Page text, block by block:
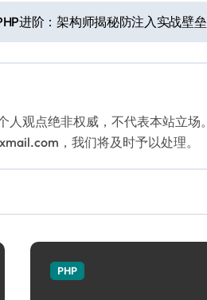
进阶：架构师揭秘防注入实战壁垒
观点绝非权威，不代表本站立场。
，我们将及时予以处理。
PHP